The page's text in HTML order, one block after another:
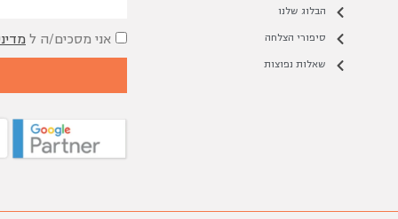
הבלוג שלנו
סיפורי הצלחה
שאלות נפוצות
אני מסכים/ה ל